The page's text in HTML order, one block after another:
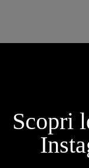
Scopri